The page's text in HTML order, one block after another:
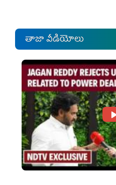
తాజా వీడియోలు